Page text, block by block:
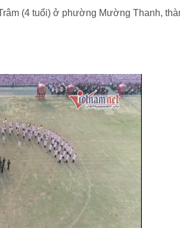
(4 tuổi) ở phường Mường Thanh,